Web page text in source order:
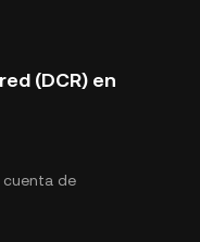
(DCR) en
cuenta de